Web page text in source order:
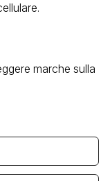
marche sulla